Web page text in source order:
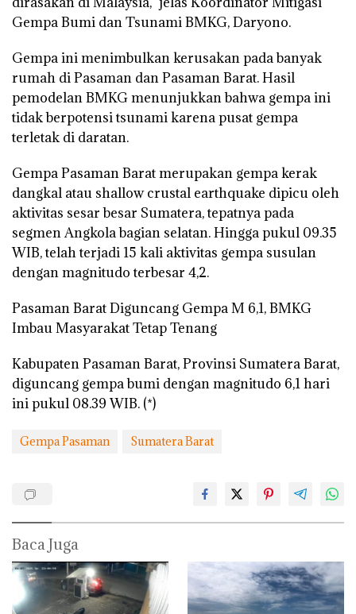
Gempa Bumi dan Tsunami BMKG, Daryono.
Gempa ini menimbulkan kerusakan pada banyak
rumah di Pasaman dan Pasaman Barat. Hasil
pemodelan BMKG menunjukkan bahwa gempa ini
tidak berpotensi tsunami karena pusat gempa
terletak di daratan.
Gempa Pasaman Barat merupakan gempa kerak
dangkal atau shallow crustal earthquake dipicu oleh
aktivitas sesar besar Sumatera, tepatnya pada
segmen Angkola bagian selatan. Hingga pukul 09.35
WIB, telah terjadi 15 kali aktivitas gempa susulan
dengan magnitudo terbesar 4,2.
Pasaman Barat Diguncang Gempa M 6,1, BMKG
Imbau Masyarakat Tetap Tenang
Kabupaten Pasaman Barat, Provinsi Sumatera Barat,
diguncang gempa bumi dengan magnitudo 6,1 hari
ini pukul 08.39 WIB. (*)
Gempa Pasaman Sumatera Barat
Baca Juga